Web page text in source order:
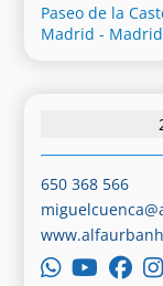
Paseo de la
Madrid -
650 368 566